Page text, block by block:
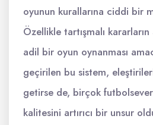
oyunun kurallarına ciddi bir
Özellikle tartışmalı
adil bir oyun oynanması
geçirilen bu sistem,
getirse de, birçok
kalitesini artırıcı bir unsur